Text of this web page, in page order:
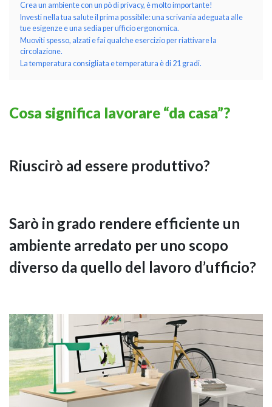
NAPEE –
Crea un ambiente con un pò di privacy, è molto importante!
Investi nella tua salute il prima possibile: una scrivania adeguata alle
tue esigenze e una sedia per ufficio ergonomica.
Muoviti spesso, alzati e fai qualche esercizio per riattivare la
circolazione.
La temperatura consigliata e temperatura è di 21 gradi.
Cosa significa lavorare “da casa”?
Riuscirò ad essere produttivo?
Sarò in grado rendere efficiente un
ambiente arredato per uno scopo
diverso da quello del lavoro d’ufficio?